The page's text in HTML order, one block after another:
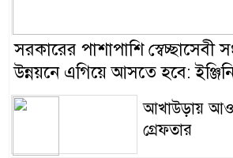
সরকারের পাশাপাশি
উন্নয়নে এগিয়ে আসতে হবে:
আখাউড়ায়
গ্রেফতার